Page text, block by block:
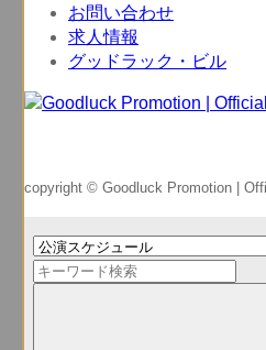
お問い合わせ
求人情報
グッドラック・ビル
copyright © Goodluck Promotion |